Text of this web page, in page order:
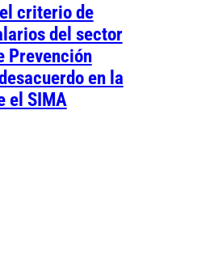
criterio de
del sector
Prevención
en la
el SIMA